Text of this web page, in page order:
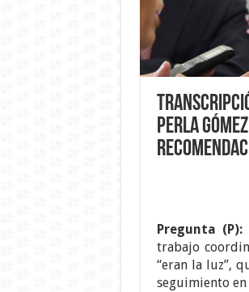
Perla
Pregunta (P):
trabajo
“eran la luz”,
seguimiento